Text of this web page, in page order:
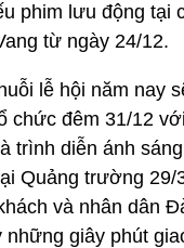
phim lưu động tại
từ ngày 24/12.
lễ hội năm nay
chức đêm 31/12
trình diễn ánh
Quảng trường 29/
và nhân dân
những giây phút